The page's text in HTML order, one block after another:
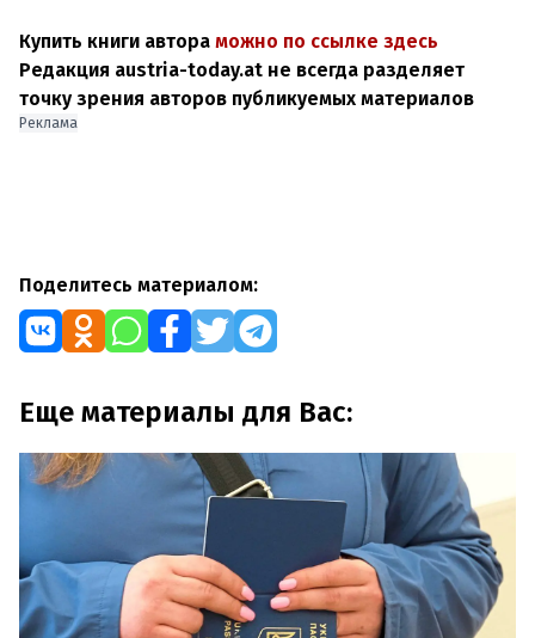
Купить книги автора можно по ссылке здесь
Редакция austria-today.at не всегда разделяет
точку зрения авторов публикуемых материалов
Реклама
Поделитесь материалом:
Еще материалы для Вас: